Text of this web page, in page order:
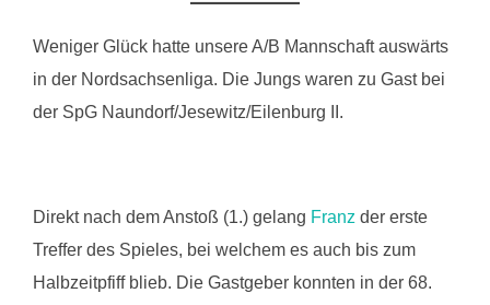
Weniger Glück hatte unsere A/B Mannschaft auswärts
in der Nordsachsenliga. Die Jungs waren zu Gast bei
der SpG Naundorf/Jesewitz/Eilenburg II.
Direkt nach dem Anstoß (1.) gelang Franz der erste
Treffer des Spieles, bei welchem es auch bis zum
Halbzeitpfiff blieb. Die Gastgeber konnten in der 68.